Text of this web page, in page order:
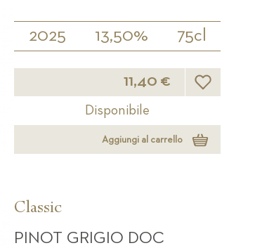
2025 13,50% 75cl
11,40 € Lista
Disponibile
Aggiungi al carrello
Classic
PINOT GRIGIO DOC